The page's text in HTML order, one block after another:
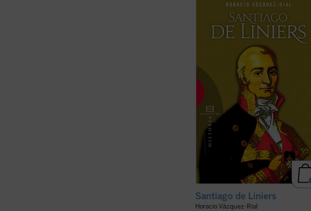
Horacio Vázquez-Rial nos ofrece, con
estilo vibrante y documentación inédita,
la biografía más cercana de Santiago de
Liniers. De origen noble francés, entró al
servicio de la Armada española y acabó
convirtiéndose en virrey del virreinato ...
Santiago de Liniers
Horacio Vázquez-Rial